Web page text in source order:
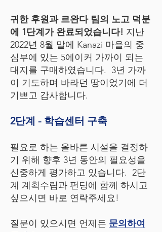
귀한 후원과 르완다 팀의 노고 덕분
에 1단계가 완료되었습니다! 지난
2022년 8월 말에 Kanazi 마을의 중
심부에 있는 5에이커 가까이 되는
대지를 구매하였습니다. 3년 가까
이 기도하며 바라던 땅이었기에 더
기쁘고 감사합니다.
2단계 - 학습센터 구축
필요로 하는 올바른 시설을 결정하
기 위해 향후 3년 동안의 필요성을
신중하게 평가하고 있습니다. 2단
계 계획수립과 펀딩에 함께 하시고
싶으시면 바로 연락주세요!
질문이 있으시면 언제든 문의하여